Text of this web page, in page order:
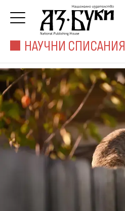
НАУЧНИ СПИСАНИЯ